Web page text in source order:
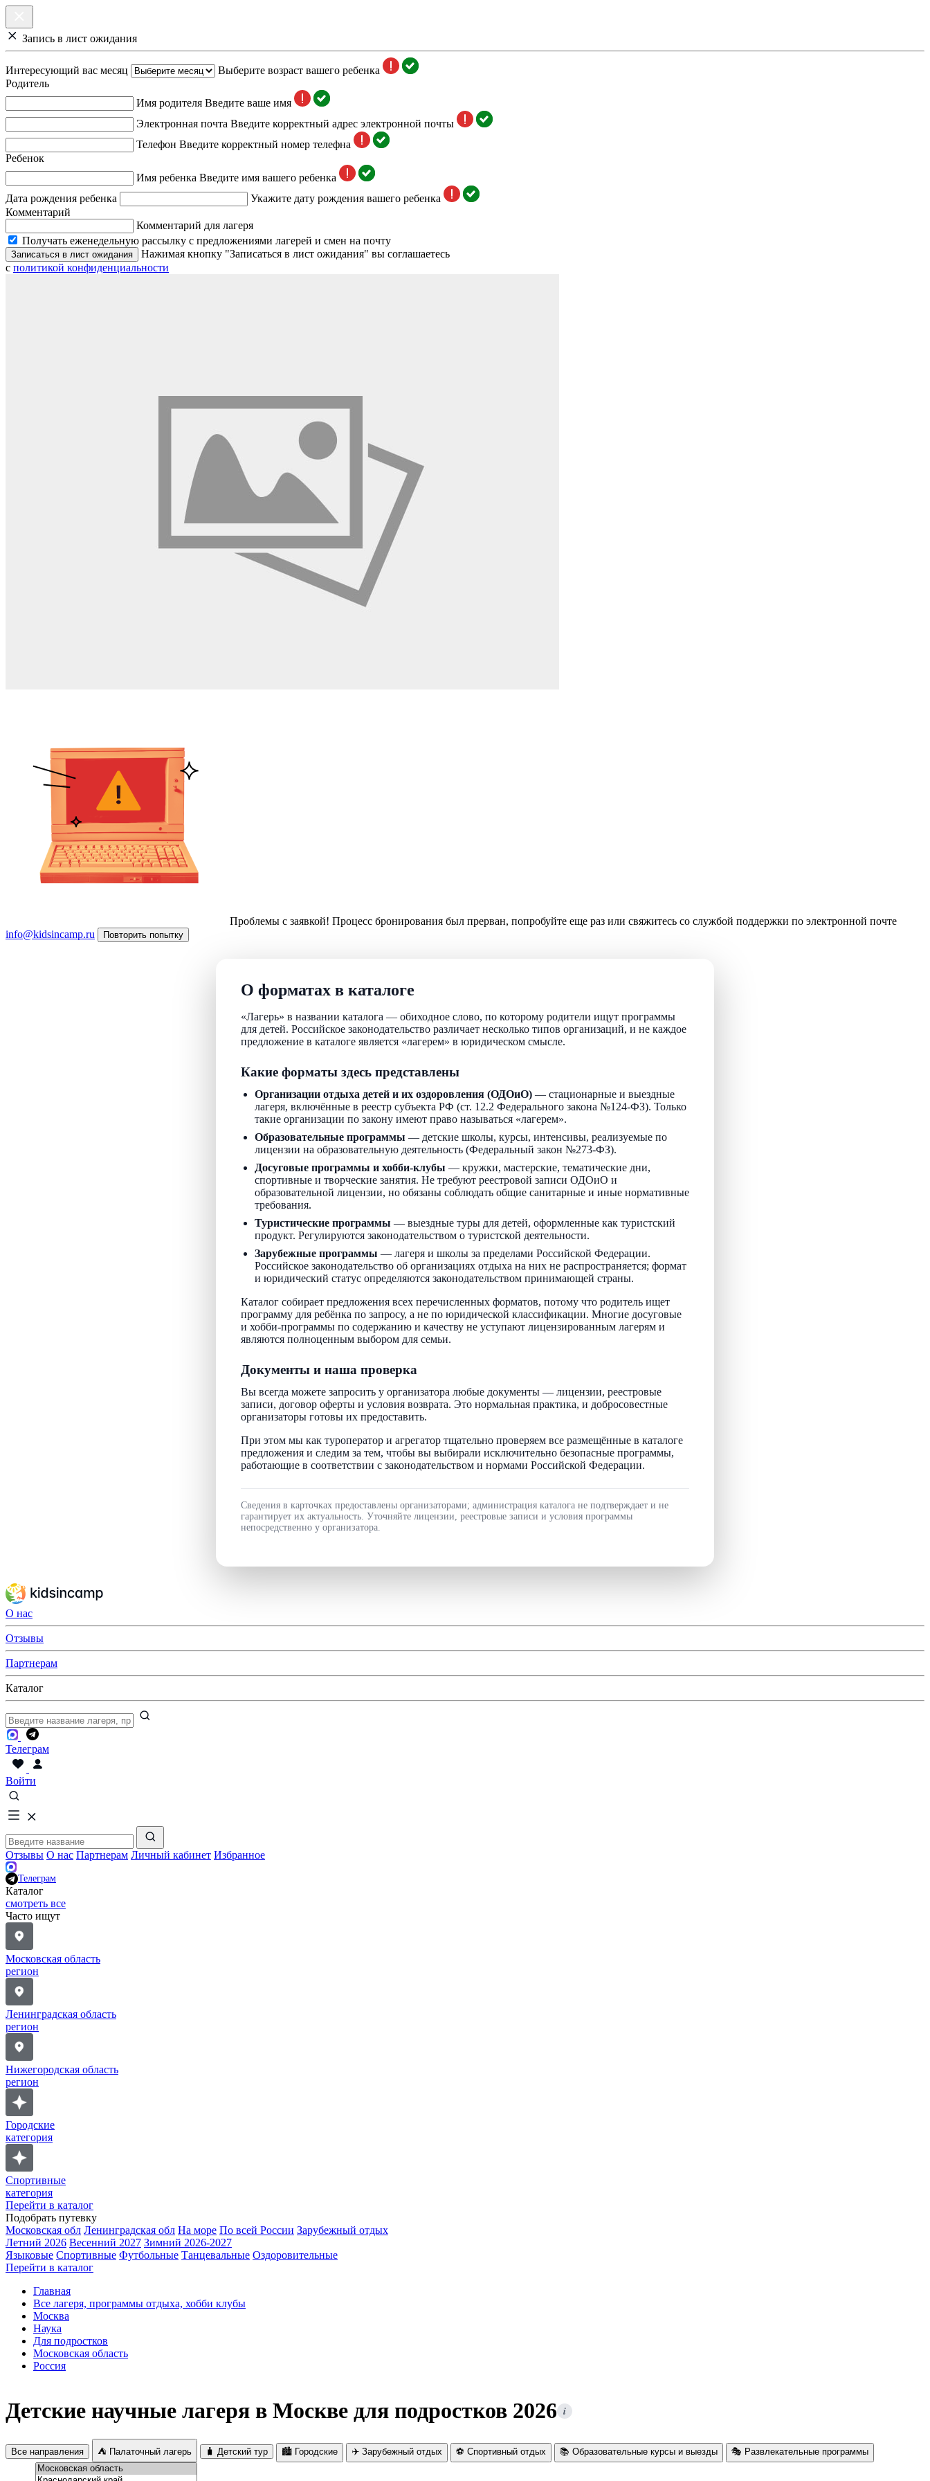
Запись в лист ожидания
Интересующий вас месяц
Выберите возраст вашего ребенка
Родитель
Имя родителя Введите ваше имя
Электронная почта Введите корректный адрес электронной почты
Телефон Введите корректный номер телефна
Ребенок
Имя ребенка Введите имя вашего ребенка
Дата рождения ребенка
Укажите дату рождения вашего ребенка
Комментарий
Комментарий для лагеря
Получать еженедельную рассылку с предложениями лагерей и смен на почту
Записаться в лист ожидания
Нажимая кнопку "Записаться в лист ожидания" вы соглашаетесь
с политикой конфиденциальности
Проблемы с заявкой! Процесс бронирования был прерван, попробуйте еще раз или свяжитесь со службой поддержки по электронной почте
info@kidsincamp.ru
Повторить попытку
О форматах в каталоге
«Лагерь» в названии каталога — обиходное слово, по которому родители ищут программы
для детей. Российское законодательство различает несколько типов организаций, и не каждое
предложение в каталоге является «лагерем» в юридическом смысле.
Какие форматы здесь представлены
Организации отдыха детей и их оздоровления (ОДОиО) — стационарные и выездные
лагеря, включённые в реестр субъекта РФ (ст. 12.2 Федерального закона №124-ФЗ). Только
такие организации по закону имеют право называться «лагерем».
Образовательные программы — детские школы, курсы, интенсивы, реализуемые по
лицензии на образовательную деятельность (Федеральный закон №273-ФЗ).
Досуговые программы и хобби-клубы — кружки, мастерские, тематические дни,
спортивные и творческие занятия. Не требуют реестровой записи ОДОиО и
образовательной лицензии, но обязаны соблюдать общие санитарные и иные нормативные
требования.
Туристические программы — выездные туры для детей, оформленные как туристский
продукт. Регулируются законодательством о туристской деятельности.
Зарубежные программы — лагеря и школы за пределами Российской Федерации.
Российское законодательство об организациях отдыха на них не распространяется; формат
и юридический статус определяются законодательством принимающей страны.
Каталог собирает предложения всех перечисленных форматов, потому что родитель ищет
программу для ребёнка по запросу, а не по юридической классификации. Многие досуговые
и хобби-программы по содержанию и качеству не уступают лицензированным лагерям и
являются полноценным выбором для семьи.
Документы и наша проверка
Вы всегда можете запросить у организатора любые документы — лицензии, реестровые
записи, договор оферты и условия возврата. Это нормальная практика, и добросовестные
организаторы готовы их предоставить.
При этом мы как туроператор и агрегатор тщательно проверяем все размещённые в каталоге
предложения и следим за тем, чтобы вы выбирали исключительно безопасные программы,
работающие в соответствии с законодательством и нормами Российской Федерации.
Сведения в карточках предоставлены организаторами; администрация каталога не подтверждает и не
гарантирует их актуальность. Уточняйте лицензии, реестровые записи и условия программы
непосредственно у организатора.
О нас
Отзывы
Партнерам
Каталог
Телеграм
Войти
Отзывы О нас Партнерам Личный кабинет Избранное
Телеграм
Каталог
смотреть все
Часто ищут
Московская область
регион
Ленинградская область
регион
Нижегородская область
регион
Городские
категория
Спортивные
категория
Перейти в каталог
Подобрать путевку
Московская обл Ленинградская обл На море По всей России Зарубежный отдых
Летний 2026 Весенний 2027 Зимний 2026-2027
Языковые Спортивные Футбольные Танцевальные Оздоровительные
Перейти в каталог
Главная
Все лагеря, программы отдыха, хобби клубы
Москва
Наука
Для подростков
Московская область
Россия
Детские научные лагеря в Москве для подростков 2026 i
Все направления ⛺ Палаточный лагерь 🧳 Детский тур 🏙️ Городские ✈️ Зарубежный отдых ⚽ Спортивный отдых 📚 Образовательные курсы и выезды 🎭 Развлекательные программы